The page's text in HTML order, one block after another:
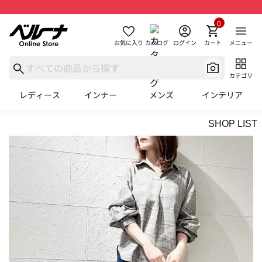
お気に入り カタログ ログイン カート
0
メニュー
カテゴリ
レディース インナー メンズ インテリア
SHOP LIST